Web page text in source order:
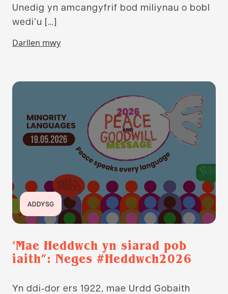
Unedig yn amcangyfrif bod miliynau o bobl
wedi’u […]
Darllen mwy
ADDYSG
‘Mae Heddwch yn siarad pob
iaith”: Neges #Heddwch2026
Yn ddi‑dor ers 1922, mae Urdd Gobaith